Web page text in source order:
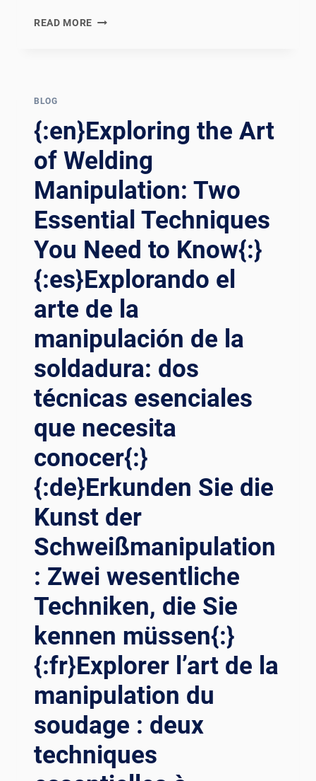
READ MORE {:EN}MASTERING
DIFFERENT
TYPES
OF
MANIPULATION
IN
WELDING{:}
{:ES}DOMINAR
EL
DE
PRECISIÓN:
EXPLORACIÓN
DE
LOS
DIFERENTES
TIPOS
DE
MANIPULACIÓN
LA
SOLDADURA{:}
{:DE}DIE
KUNST
DER
PRÄZISION
BEHERRSCHEN:
ERKUNDUNG
DER
VERSCHIEDENEN
DER
MANIPULATION
BEIM
SCHWEISSEN{:}{
:FR}MAÎTRISER L
’ART D
E L
A P
RÉCISION : E
BLOG
{:en}Exploring the Art
of Welding
Manipulation: Two
Essential Techniques
You Need to Know{:}
{:es}Explorando el
arte de la
manipulación de la
soldadura: dos
técnicas esenciales
que necesita
conocer{:}
{:de}Erkunden Sie die
Kunst der
Schweißmanipulation
: Zwei wesentliche
Techniken, die Sie
kennen müssen{:}
{:fr}Explorer l’art de la
manipulation du
soudage : deux
techniques